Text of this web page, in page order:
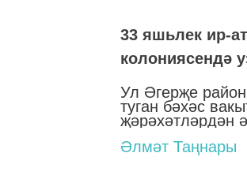
33 яшьлек ир-
колониясендә
Ул Әгерҗе
туган бәхәс
җәрәхәтләрдән
Әлмәт Таңнары